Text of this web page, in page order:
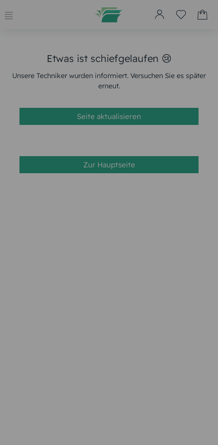
Etwas ist schiefgelaufen 😢
Unsere Techniker wurden informiert. Versuchen Sie es später
erneut.
Seite aktualisieren
Zur Hauptseite